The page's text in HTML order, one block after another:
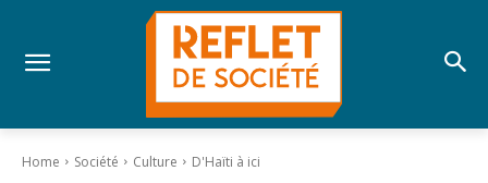
Home Société Culture D'Haïti à ici